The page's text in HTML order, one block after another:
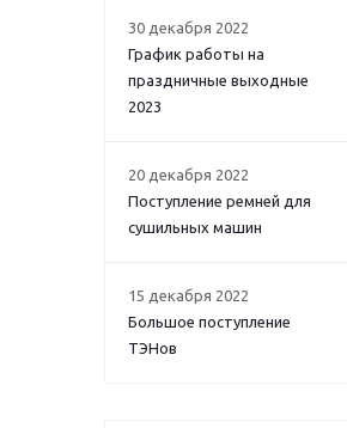
30 декабря 2022
График работы на
праздничные выходные
2023
20 декабря 2022
Поступление ремней для
сушильных машин
15 декабря 2022
Большое поступление
ТЭНов